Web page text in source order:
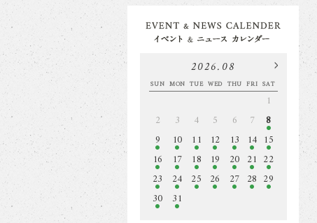
2026.08
SUN MON TUE WED THU FRI SAT
1
2
3 4 5 6 7
8
9
10 11 12 13 14 15
16
17 18 19 20 21 22
23
24 25 26 27 28 29
30 31